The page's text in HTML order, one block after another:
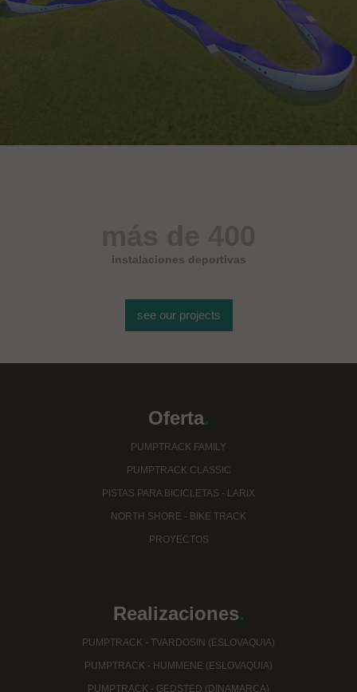
instalaciones deportivas
see our projects
Oferta.
PUMPTRACK FAMILY
PUMPTRACK CLASSIC
PISTAS PARA BICICLETAS - LARIX
NORTH SHORE - BIKE TRACK
PROYECTOS
Realizaciones.
PUMPTRACK - TVARDOSIN (ESLOVAQUIA)
PUMPTRACK - HUMMENE (ESLOVAQUIA)
PUMPTRACK - GEDSTED (DINAMARCA)